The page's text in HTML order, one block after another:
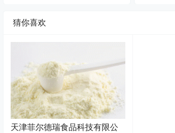
猜你喜欢
天津菲尔德瑞食品科技有限公